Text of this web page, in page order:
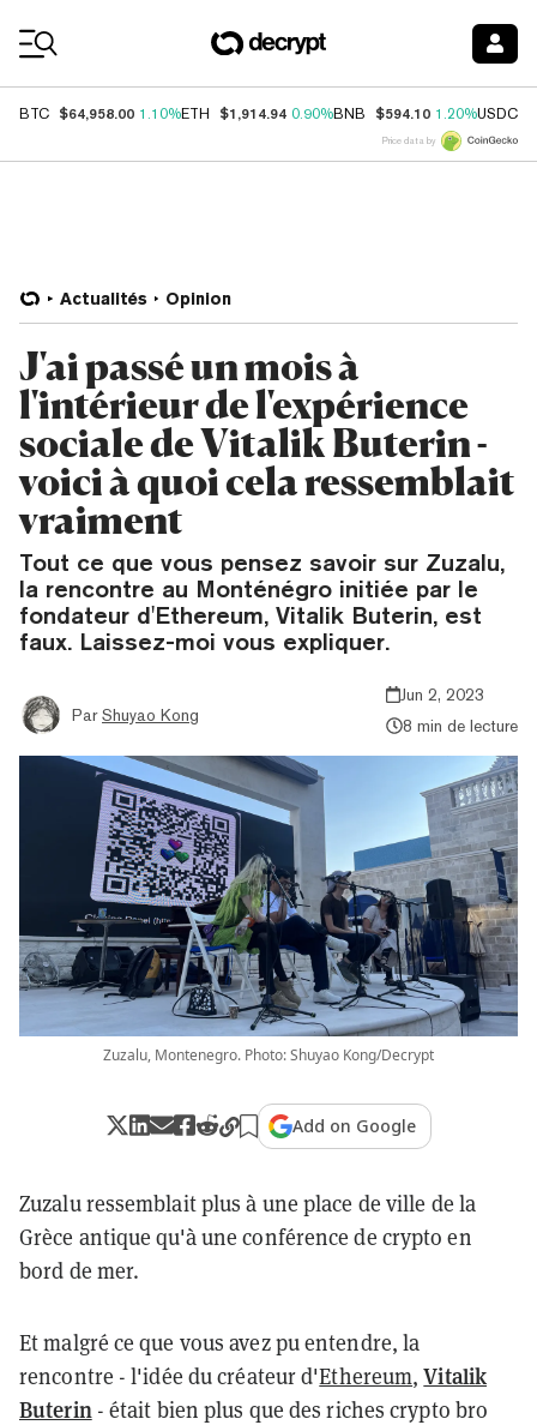
BTC $64,958.00 1.10%ETH $1,914.94 0.90%BNB $594.10 1.20%USDC
Price data by
Actualités Opinion
J'ai passé un mois à
l'intérieur de l'expérience
sociale de Vitalik Buterin -
voici à quoi cela ressemblait
vraiment
Tout ce que vous pensez savoir sur Zuzalu,
la rencontre au Monténégro initiée par le
fondateur d'Ethereum, Vitalik Buterin, est
faux. Laissez-moi vous expliquer.
Par Shuyao Kong
Jun 2, 2023
8 min de lecture
Zuzalu, Montenegro. Photo: Shuyao Kong/Decrypt
Add on Google
Zuzalu ressemblait plus à une place de ville de la
Grèce antique qu'à une conférence de crypto en
bord de mer.
Et malgré ce que vous avez pu entendre, la
rencontre - l'idée du créateur d'Ethereum,Vitalik
Buterin- était bien plus que des riches crypto bro